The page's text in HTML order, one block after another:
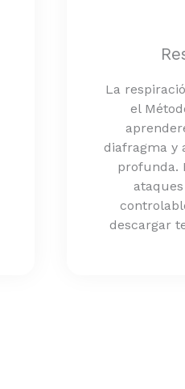
La
el
diafragma y
profunda.
descargar